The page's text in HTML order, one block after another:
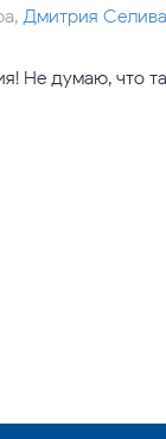
Дмитрия
Не думаю, что